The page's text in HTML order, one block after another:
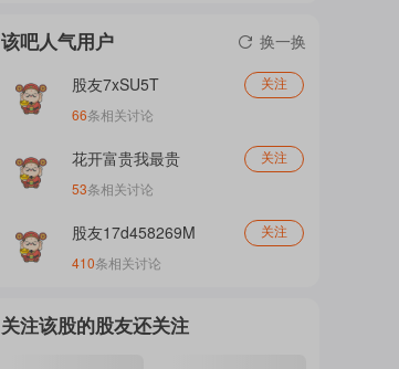
该吧人气用户 换一换
股友7xSU5T 关注
66条相关讨论
花开富贵我最贵 关注
53条相关讨论
股友17d458269M 关注
410条相关讨论
关注该股的股友还关注